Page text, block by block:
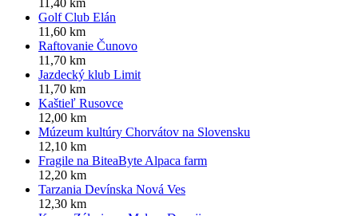
11,40 km
Golf Club Elán
11,60 km
Raftovanie Čunovo
11,70 km
Jazdecký klub Limit
11,70 km
Kaštieľ Rusovce
12,00 km
Múzeum kultúry Chorvátov na Slovensku
12,10 km
Fragile na BiteaByte Alpaca farm
12,20 km
Tarzania Devínska Nová Ves
12,30 km